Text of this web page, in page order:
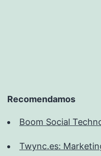
Recomendamos
Boom Social
Twync.es: